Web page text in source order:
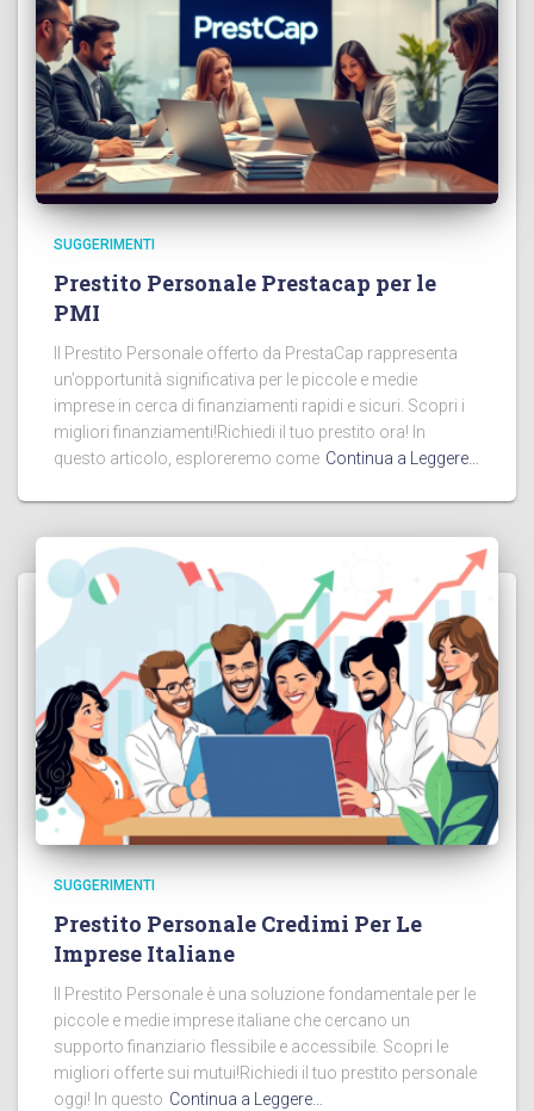
SUGGERIMENTI
Prestito Personale Prestacap per le
PMI
Il Prestito Personale offerto da PrestaCap rappresenta
un’opportunità significativa per le piccole e medie
imprese in cerca di finanziamenti rapidi e sicuri. Scopri i
migliori finanziamenti!Richiedi il tuo prestito ora! In
questo articolo, esploreremo come Continua a Leggere…
SUGGERIMENTI
Prestito Personale Credimi Per Le
Imprese Italiane
Il Prestito Personale è una soluzione fondamentale per le
piccole e medie imprese italiane che cercano un
supporto finanziario flessibile e accessibile. Scopri le
migliori offerte sui mutui!Richiedi il tuo prestito personale
oggi! In questo Continua a Leggere…